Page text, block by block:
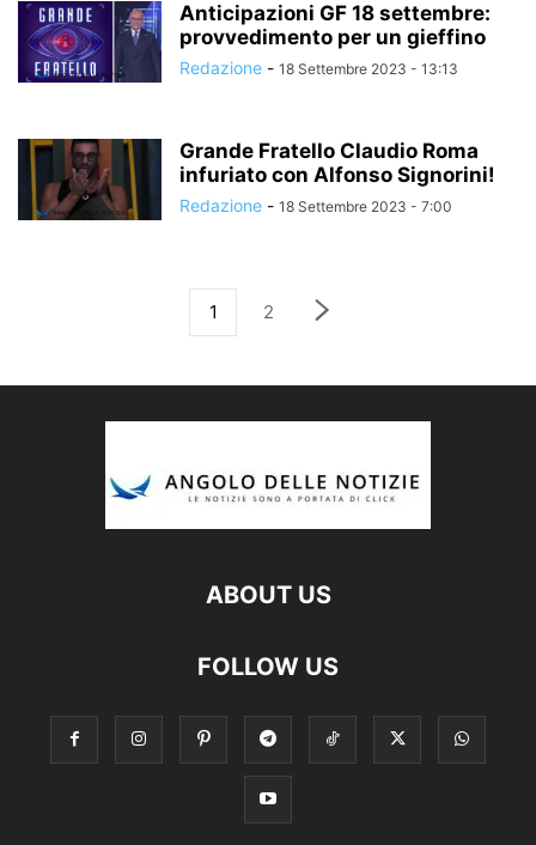
Anticipazioni GF 18 settembre:
provvedimento per un gieffino
Redazione - 18 Settembre 2023 - 13:13
Grande Fratello Claudio Roma
infuriato con Alfonso Signorini!
Redazione - 18 Settembre 2023 - 7:00
1 2
ABOUT US
FOLLOW US